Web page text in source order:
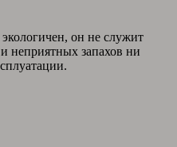
он не служит
неприятных запахов ни